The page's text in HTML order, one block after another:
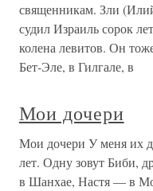
священникам. Зли
судил Израиль сорок
колена левитов. Он
Бет-Эле, в Гилгале, в
Мои дочери
Мои дочери У меня их
лет. Одну зовут Биби,
в Шанхае, Настя — в